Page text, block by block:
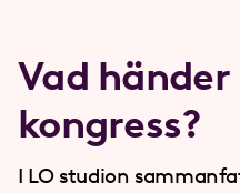
Vad händer
kongress?
I LO studion